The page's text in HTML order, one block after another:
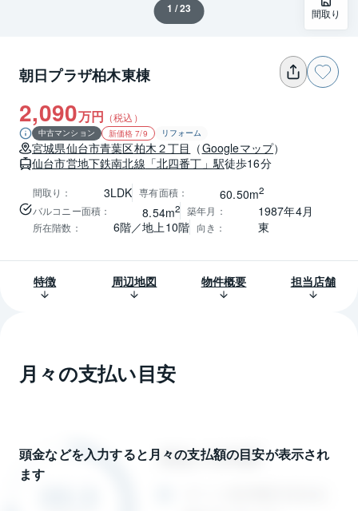
1 / 23 間取り
朝日プラザ柏木東棟
2,090万円 （税込）
中古マンション 新価格 7/9 リフォーム
宮城県仙台市青葉区柏木２丁目 （Googleマップ）
仙台市営地下鉄南北線 「北四番丁」駅徒歩16分
間取り ： 3LDK 専有面積： 60.50m2
バルコニー面積 ： 8.54m2 築年月 ： 1987年4月
所在階数 ： 6階／地上10階 向き ： 東
特徴 周辺地図 物件概要 担当店舗
月々の支払い目安
頭金などを入力すると月々の支払額の目安が表示され
ます